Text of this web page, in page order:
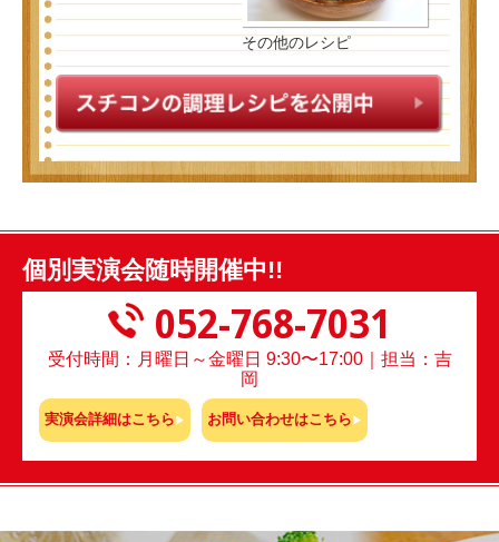
その他のレシピ
個別実演会随時開催中!!
052-768-7031
受付時間：月曜日～金曜日 9:30〜17:00｜担当：吉
岡
実演会詳細はこちら お問い合わせはこちら